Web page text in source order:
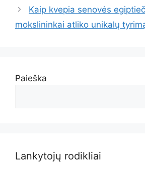
Kaip kvepia senovės
mokslininkai atliko unikalų
Paieška
Lankytojų rodikliai